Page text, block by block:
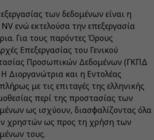
των δεδομένων είναι η
ενώ εκτελούσα την επεξεργασία
Για τους παρόντες Όρους
Επεξεργασίας του Γενικού
Προσωπικών Δεδομένων (ΓΚΠΔ
Διοργανώτρια και η Εντολέας
με τις επιταγές της ελληνικής
περί της προστασίας των
ως ισχύουν, διασφαλίζοντας όλα
χρηστών ως προς τη χρήση των
τους.